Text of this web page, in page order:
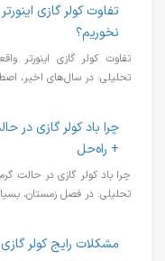
تفاوت کولر گازی
نخوریم؟
تفاوت کولر گازی اینورتر
تحلیلی: در سال‌های اخیر،
+ راه‌حل
تحلیلی: در فصل زمستان،
مشکلات رایج کولر